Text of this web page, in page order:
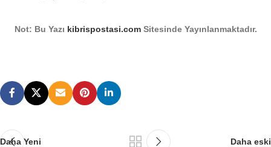
Not: Bu Yazı kibrispostasi.comSitesinde Yayınlanmaktadır.
Daha Yeni Daha eski